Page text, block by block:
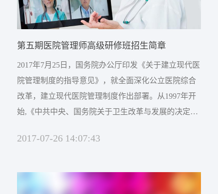
第五期医院管理师高级研修班招生简章
2017年7月25日，国务院办公厅印发《关于建立现代医
院管理制度的指导意见》，就全面深化公立医院综合
改革，建立现代医院管理制度作出部署。从1997年开
始,《中共中央、国务院关于卫生改革与发展的决定》
生事业发展的职业化管理队伍。”我国探索医院管理的
的事件发生了。《意见》的下发为现代医院管理制度
的建立和完善指明了方向、提出了纲要，《意见》明
2017-07-26 14:07:43